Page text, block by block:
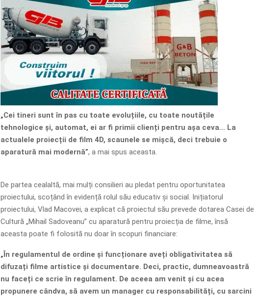
„Cei tineri sunt în pas cu toate evoluțiile, cu toate noutățile
tehnologice și, automat, ei ar fi primii clienți pentru așa ceva… La
actualele proiecții de film 4D, scaunele se mișcă, deci trebuie o
aparatură mai modernă”, a mai spus aceasta.
De partea cealaltă, mai mulți consilieri au pledat pentru oportunitatea
proiectului, scoțând în evidență rolul său educativ și social. Inițiatorul
proiectului, Vlad Macovei, a explicat că proiectul său prevede dotarea Casei de
Cultură „Mihail Sadoveanu” cu aparatură pentru proiecția de filme, însă
aceasta poate fi folosită nu doar în scopuri financiare:
„În regulamentul de ordine și funcționare aveți obligativitatea să
difuzați filme artistice și documentare. Deci, practic, dumneavoastră
nu faceți ce scrie în regulament. De aceea am venit și cu acea
propunere cândva, să avem un manager cu responsabilități, cu sarcini